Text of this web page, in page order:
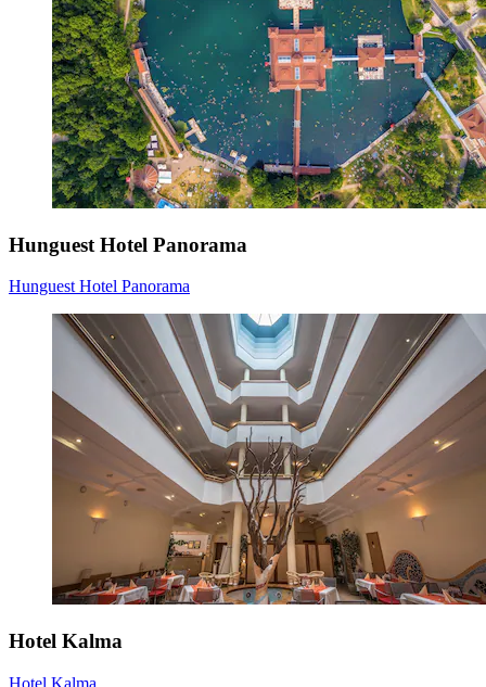
Hunguest Hotel Panorama
Hunguest Hotel Panorama
Hotel Kalma
Hotel Kalma